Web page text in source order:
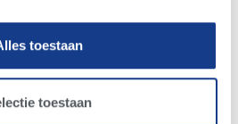
toestaan
toestaan
we altijd goede Belgische
assortiment die geschikt zijn
Vraag uw
de prijzen en